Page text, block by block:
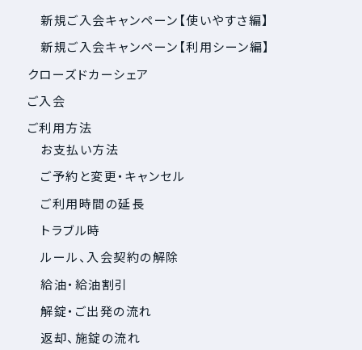
新規ご入会キャンペーン【使いやすさ編】
新規ご入会キャンペーン【利用シーン編】
クローズドカーシェア
ご入会
ご利用方法
お支払い方法
ご予約と変更・キャンセル
ご利用時間の延長
トラブル時
ルール、入会契約の解除
給油・給油割引
解錠・ご出発の流れ
返却、施錠の流れ